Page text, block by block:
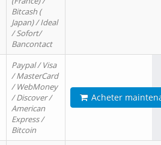
Bitcash (
Japan) / Ideal
/ Sofort/
Bancontact
Paypal / Visa
/ MasterCard
/ WebMoney
/ Discover /
American
Express /
Bitcoin
Acheter